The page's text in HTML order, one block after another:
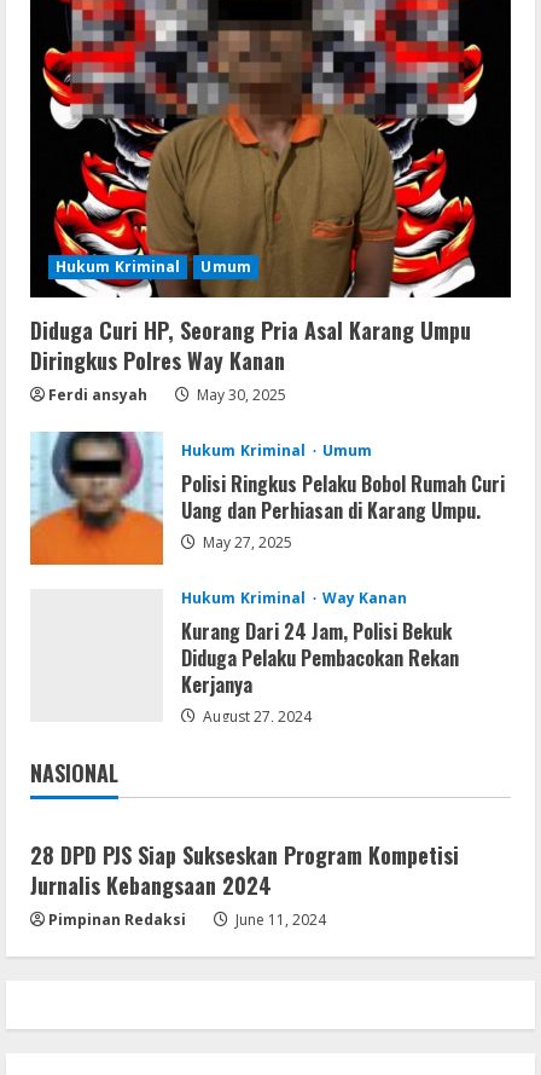
2
Remux
Coyote vs. Acme 2026 Pre-DVDRip
2160𝚙 AVC
August 7, 2026
3
Serialers
MATLAB R2024b Crack exe [Full] x64
Bypass
August 7, 2026
Serialers
VMware Workstation Portable +
Activator Final
Serialers
MATLAB Crack + Portable Clean
Premium
August 6, 2026
Hukum Kriminal Umum
Diduga Curi HP, Seorang Pria Asal Karang Umpu
Diringkus Polres Way Kanan
Ferdi ansyah May 30, 2025
Hukum Kriminal Umum
Polisi Ringkus Pelaku Bobol Rumah Curi
Uang dan Perhiasan di Karang Umpu.
May 27, 2025
Hukum Kriminal Way Kanan
Kurang Dari 24 Jam, Polisi Bekuk
Diduga Pelaku Pembacokan Rekan
Kerjanya
August 27, 2024
NASIONAL
Jakarta
28 DPD PJS Siap Sukseskan Program Kompetisi
Jurnalis Kebangsaan 2024
Pimpinan Redaksi June 11, 2024